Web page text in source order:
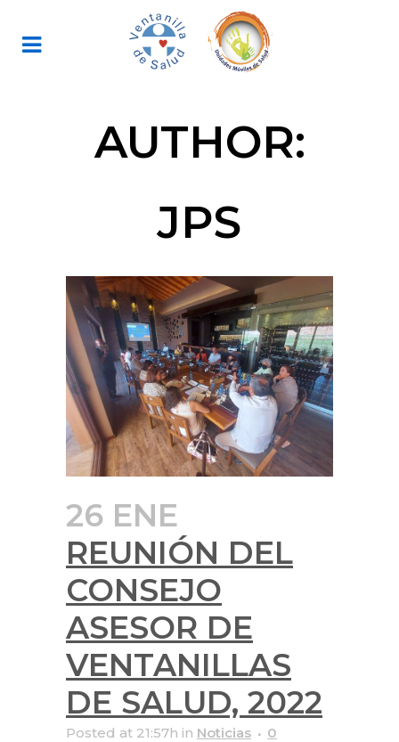
AUTHOR:
JPS
26 ENE
REUNIÓN DEL
CONSEJO
ASESOR DE
VENTANILLAS
DE SALUD, 2022
Posted at 21:57h in Noticias
0